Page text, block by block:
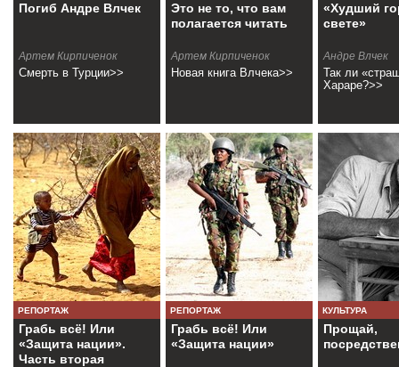
Погиб Андре Влчек
Артем Кирпиченок
Смерть в Турции>>
Это не то, что вам
полагается читать
Артем Кирпиченок
Новая книга Влчека>>
«Худший
свете»
Андре Влчек
Так ли
Хараре?>>
РЕПОРТАЖ
Грабь всё! Или
«Защита нации».
Часть вторая
РЕПОРТАЖ
Грабь всё! Или
«Защита нации»
КУЛЬТУРА
Прощай,